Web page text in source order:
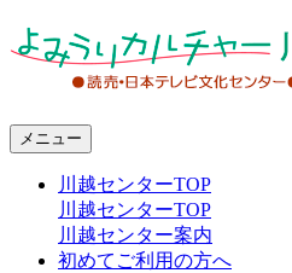
メニュー
川越センターTOP
川越センターTOP
川越センター案内
初めてご利用の方へ